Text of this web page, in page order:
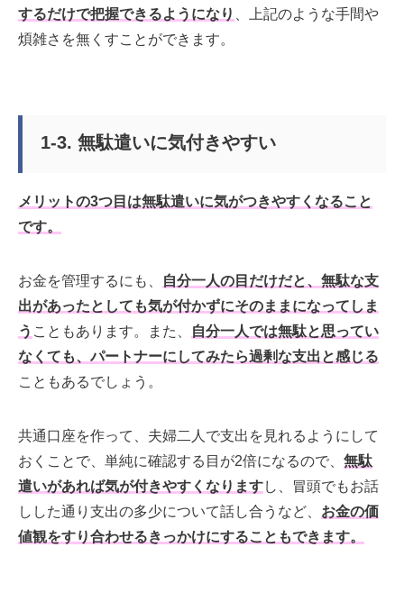
するだけで把握できるようになり
、上記のような手間や
煩雑さを無くすことができます。
1-3. 無駄遣いに気付きやすい
メリットの3つ目は無駄遣いに気がつきやすくなること
です。
お金を管理するにも、
自分一人の目だけだと、無駄な支
出があったとしても気が付かずにそのままになってしま
う こともあります。 また、
自分一人では無駄と思ってい
なくても、パートナーにしてみたら過剰な支出と感じる
こともあるでしょう。
共通口座を作って、夫婦二人で支出を見れるようにして
おくことで、単純に確認する目が2倍になるので、 無駄
遣いがあれば気が付きやすくなりますし、冒頭でもお話
しした通り支出の多少について話し合うなど、 お金の価
値観をすり合わせるきっかけにすることもできます。